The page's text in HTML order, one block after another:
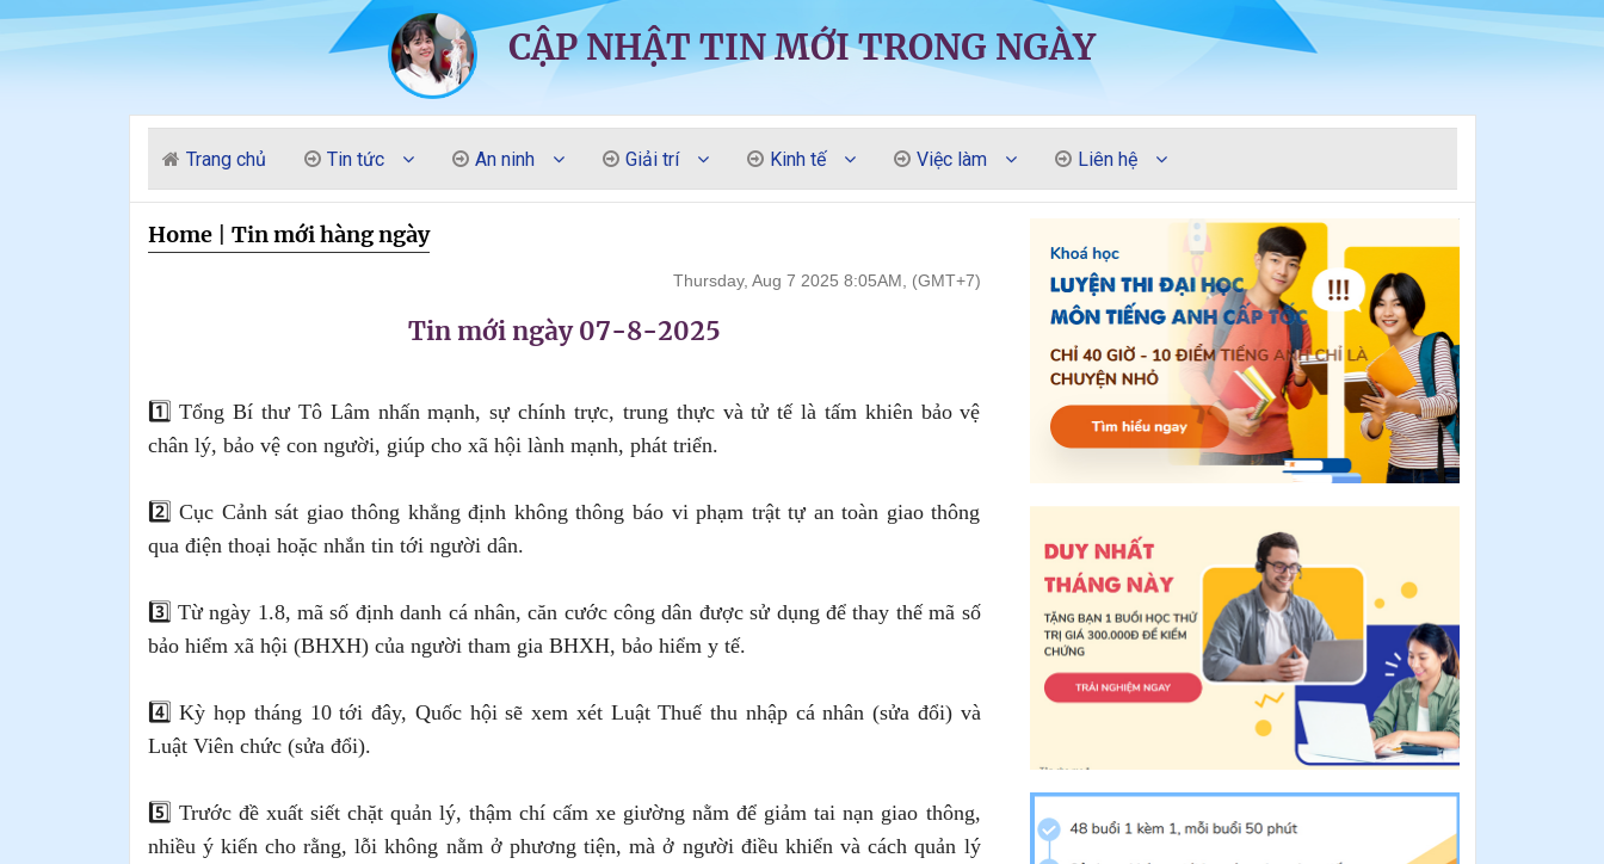
CẬP NHẬT TIN MỚI TRONG NGÀY
Trang chủ Tin tức An ninh Giải trí Kinh tế Việc làm Liên hệ
Home| Tin mới hàng ngày
Thursday, Aug 7 2025 8:05AM, (GMT+7)
Tin mới ngày 07-8-2025
1️⃣ Tổng Bí thư Tô Lâm nhấn mạnh, sự chính trực, trung thực và tử tế là tấm khiên bảo vệ
chân lý, bảo vệ con người, giúp cho xã hội lành mạnh, phát triển.
2️⃣ Cục Cảnh sát giao thông khẳng định không thông báo vi phạm trật tự an toàn giao thông
qua điện thoại hoặc nhắn tin tới người dân.
3️⃣ Từ ngày 1.8, mã số định danh cá nhân, căn cước công dân được sử dụng để thay thế mã số
bảo hiểm xã hội (BHXH) của người tham gia BHXH, bảo hiểm y tế.
4️⃣ Kỳ họp tháng 10 tới đây, Quốc hội sẽ xem xét Luật Thuế thu nhập cá nhân (sửa đổi) và
Luật Viên chức (sửa đổi).
5️⃣ Trước đề xuất siết chặt quản lý, thậm chí cấm xe giường nằm để giảm tai nạn giao thông,
nhiều ý kiến cho rằng, lỗi không nằm ở phương tiện, mà ở người điều khiển và cách quản lý